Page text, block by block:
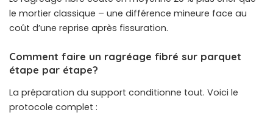
le mortier classique – une différence mineure face au
coût d’une reprise après fissuration.
Comment faire un ragréage fibré sur parquet
étape par étape?
La préparation du support conditionne tout. Voici le
protocole complet :